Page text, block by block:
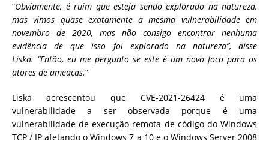
“Obviamente, é ruim que esteja sendo explorado na natureza,
mas vimos quase exatamente a mesma vulnerabilidade em
novembro de 2020, mas não consigo encontrar nenhuma
evidência de que isso foi explorado na natureza”, disse
Liska. “Então, eu me pergunto se este é um novo foco para os
atores de ameaças.“
Liska acrescentou que CVE-2021-26424 é uma
vulnerabilidade a ser observada porque é uma
vulnerabilidade de execução remota de código do Windows
TCP / IP afetando o Windows 7 a 10 e o Windows Server 2008